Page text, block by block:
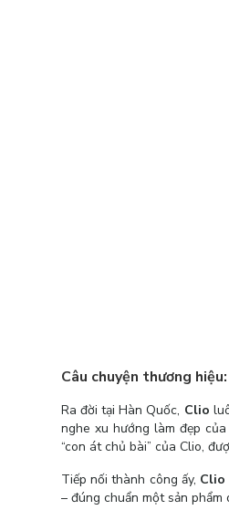
Câu chuyện thương hiệu:
Ra đời tại Hàn Quốc, Clio
nghe xu hướng làm đẹp
“con át chủ bài” của Clio,
Tiếp nối thành công ấy, Clio
– đúng chuẩn một sản